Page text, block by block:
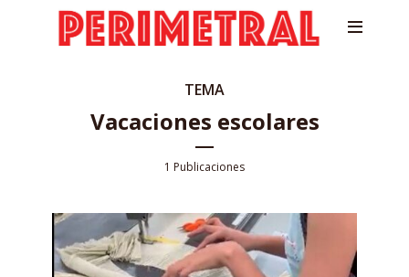
TEMA
Vacaciones escolares
1 Publicaciones